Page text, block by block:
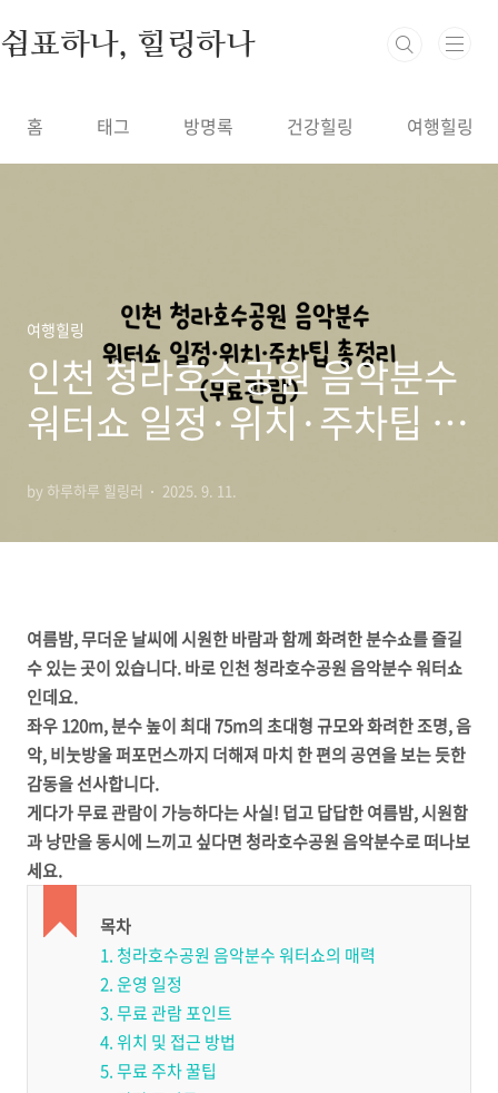
쉼표하나, 힐링하나
홈 태그 방명록 건강힐링 여행힐링
여행힐링
인천 청라호수공원 음악분수
워터쇼 일정·위치·주차팁 총
by 하루하루 힐링러 2025. 9. 11.
여름밤, 무더운 날씨에 시원한 바람과 함께 화려한 분수쇼를 즐길
수 있는 곳이 있습니다. 바로 인천 청라호수공원 음악분수 워터쇼
인데요.
좌우 120m, 분수 높이 최대 75m의 초대형 규모와 화려한 조명, 음
악, 비눗방울 퍼포먼스까지 더해져 마치 한 편의 공연을 보는 듯한
감동을 선사합니다.
게다가 무료 관람이 가능하다는 사실! 덥고 답답한 여름밤, 시원함
과 낭만을 동시에 느끼고 싶다면 청라호수공원 음악분수로 떠나보
세요.
목차
1. 청라호수공원 음악분수 워터쇼의 매력
2. 운영 일정
3. 무료 관람 포인트
4. 위치 및 접근 방법
5. 무료 주차 꿀팁